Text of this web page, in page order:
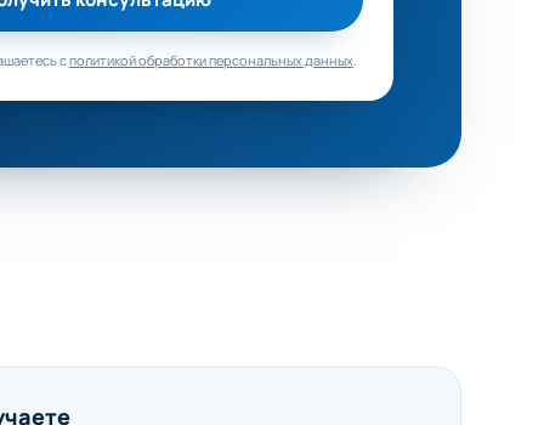
сполитикой обработки персональных данных.